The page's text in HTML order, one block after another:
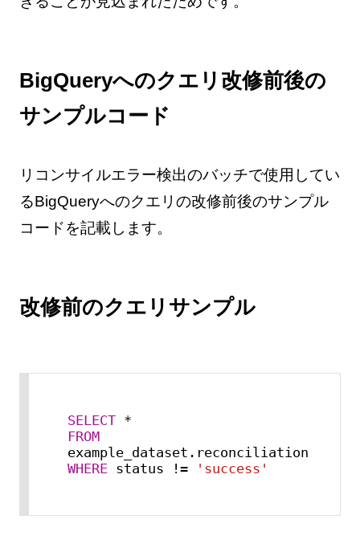
BigQueryへのクエリ改修前後の
サンプルコード
リコンサイルエラー検出のバッチで使用してい
るBigQueryへのクエリの改修前後のサンプル
コードを記載します。
改修前のクエリサンプル
SELECT *
FROM
WHERE status != 'success'